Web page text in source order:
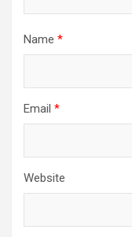
Name *
Email *
Website